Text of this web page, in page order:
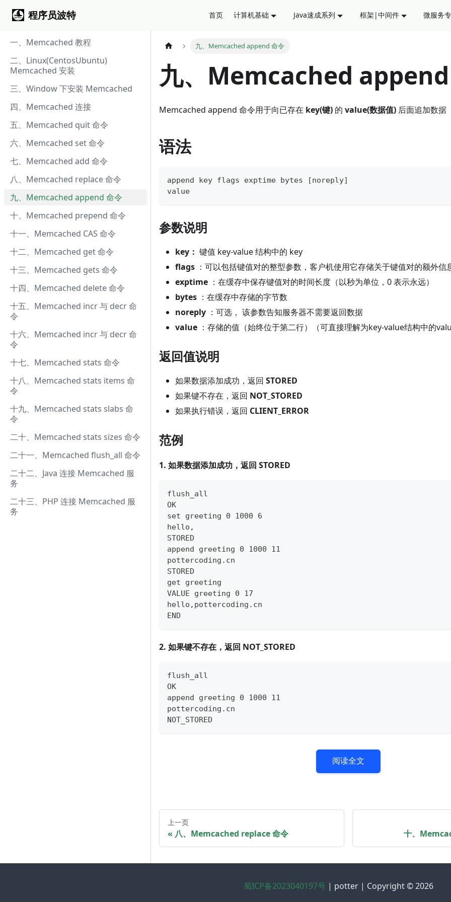
程序员波特 首页 计算机基础 Java速成系列 框架|中间件 微服务
一、Memcached 教程
二、Linux(CentosUbuntu)
Memcached 安装
三、Window 下安装 Memcached
四、Memcached 连接
五、Memcached quit 命令
六、Memcached set 命令
七、Memcached add 命令
八、Memcached replace 命令
九、Memcached append 命令
十、Memcached prepend 命令
十一、Memcached CAS 命令
十二、Memcached get 命令
十三、Memcached gets 命令
十四、Memcached delete 命令
十五、Memcached incr 与 decr 命
令
十六、Memcached incr 与 decr 命
令
十七、Memcached stats 命令
十八、Memcached stats items 命
令
十九、Memcached stats slabs 命
令
二十、Memcached stats sizes 命令
二十一、Memcached flush_all 命令
二十二、Java 连接 Memcached 服
务
二十三、PHP 连接 Memcached 服
务
九、Memcached append 命令
九、Memcached
Memcached append 命令用于向已存在 key(键) 的 value(数据值) 后面追加数据
语法
append key flags exptime bytes [noreply]
value
参数说明
key： 键值 key-value 结构中的 key
flags ：可以包括键值对的整型参数，客户机使用它存储关于键值对的额外信
exptime ：在缓存中保存键值对的时间长度（以秒为单位，0 表示永远）
bytes ：在缓存中存储的字节数
noreply ：可选， 该参数告知服务器不需要返回数据
value ：存储的值（始终位于第二行）（可直接理解为key-value结构中的
返回值说明
如果数据添加成功，返回 STORED
如果键不存在，返回 NOT_STORED
如果执行错误，返回 CLIENT_ERROR
范例
1. 如果数据添加成功，返回 STORED
flush_all
OK
set greeting 0 1000 6
hello,
STORED
append greeting 0 1000 11
pottercoding.cn
STORED
get greeting
VALUE greeting 0 17
hello,pottercoding.cn
END
2. 如果键不存在，返回 NOT_STORED
flush_all
OK
append greeting 0 1000 11
pottercoding.cn
NOT_STORED
阅读全文
上一页
八、Memcached replace 命令 十、
蜀ICP备2023040197号 | potter | Copyright © 2026